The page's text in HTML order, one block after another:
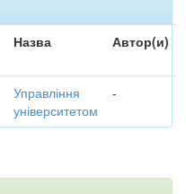
Назва Автор(и)
Управління
університетом
-